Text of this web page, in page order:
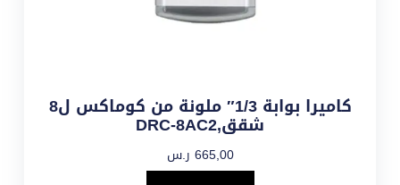
كاميرا بوابة 1/3″ ملونة من كوماكس ل8
شقق,DRC-8AC2
665,00 ر.س